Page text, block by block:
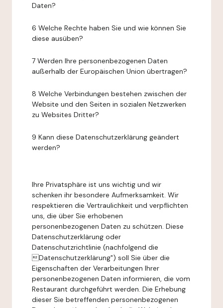
Daten?
6 Welche Rechte haben Sie und wie können Sie
diese ausüben?
7 Werden Ihre personenbezogenen Daten
außerhalb der Europäischen Union übertragen?
8 Welche Verbindungen bestehen zwischen der
Website und den Seiten in sozialen Netzwerken
zu Websites Dritter?
9 Kann diese Datenschutzerklärung geändert
werden?
Ihre Privatsphäre ist uns wichtig und wir
schenken ihr besondere Aufmerksamkeit. Wir
respektieren die Vertraulichkeit und verpflichten
uns, die über Sie erhobenen
personenbezogenen Daten zu schützen. Diese
Datenschutzerklärung oder
Datenschutzrichtlinie (nachfolgend die
Datenschutzerklärung") soll Sie über die
Eigenschaften der Verarbeitungen Ihrer
personenbezogenen Daten informieren, die vom
Restaurant durchgeführt werden. Die Erhebung
dieser Sie betreffenden personenbezogenen